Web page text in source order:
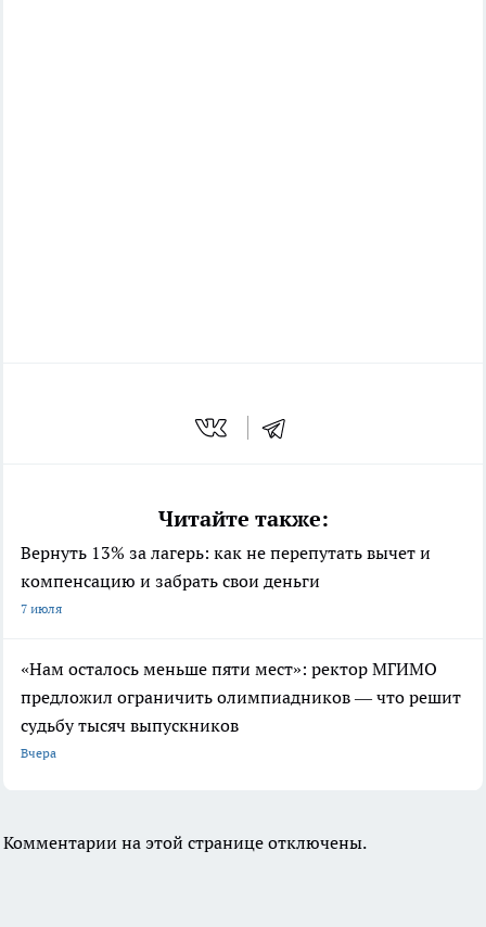
Читайте также:
Вернуть 13% за лагерь: как не перепутать вычет и
компенсацию и забрать свои деньги
7 июля
«Нам осталось меньше пяти мест»: ректор МГИМО
предложил ограничить олимпиадников — что решит
судьбу тысяч выпускников
Вчера
Комментарии на этой странице отключены.